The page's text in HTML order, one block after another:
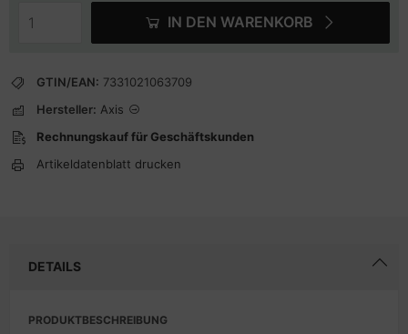
IN DEN WARENKORB
GTIN/EAN: 7331021063709
Hersteller: Axis
Rechnungskauf für Geschäftskunden
Artikeldatenblatt drucken
DETAILS
PRODUKTBESCHREIBUNG